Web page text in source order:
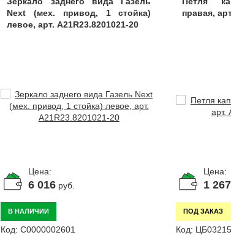
Next (мех. привод, 1 стойка)
левое, арт. A21R23.8201021-20
Цена:
6 016 руб.
В НАЛИЧИИ
Код: С0000002601
правая,
Цена:
1 267
ПОД ЗАКАЗ
Код: